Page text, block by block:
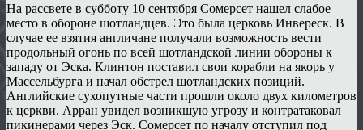
На рассвете в субботу 10 сентября Сомерсет нашел слабое
место в обороне шотландцев. Это была церковь Инвереск. В
случае ее взятия англичане получали возможность вести
продольный огонь по всей шотландской линии обороны к
западу от Эска. Клинтон поставил свои корабли на якорь у
Массельбурга и начал обстрел шотландских позиций.
Английские сухопутные части прошли около двух километров
к церкви. Арран увидел возникшую угрозу и контратаковал
пикинерами через Эск. Сомерсет по началу отступил под